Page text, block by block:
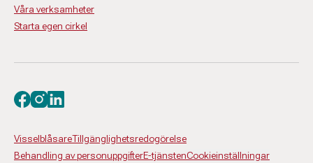
Våra verksamheter
Starta egen cirkel
VisselblåsareTillgänglighetsredogörelse
Behandling av personuppgifterE-tjänstenCookieinställningar
Besök oss på facebook
Besök oss på instagram
Besök oss på linkedin